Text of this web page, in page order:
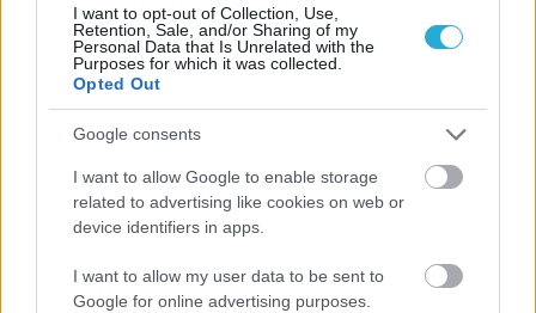
I want to opt-out of Collection, Use,
Retention, Sale, and/or Sharing of my
Personal Data that Is Unrelated with the
Purposes for which it was collected.
Opted Out
Google consents
I want to allow Google to enable storage
related to advertising like cookies on web or
device identifiers in apps.
I want to allow my user data to be sent to
Google for online advertising purposes.
είμαστε πιο δύσπιστοι με τα άτομα που δεν γνωρίζουμε.
Έτσι, το να προσφέρουν τόσο απλόχερα τη φιλοξενία
τους σε μένα, το θεώρησα πραγματικά συγκινητικό εκ
μέρους τους.
Για αυτό αισθάνομαι ένοχος που άφησα πίσω τους
συμπαίκτες μου σε μια τόσο κρίσιμη στιγμή. Αλλά, όπως
σας είπα, είχα παρακαλέσει τη διοίκηση του Άρη για να
βρει κάποια λύση αλλά στο τέλος δεν μου άφησαν άλλη
επιλογή» έκλεισε τις δηλώσεις του ο Ντόχερτι, που